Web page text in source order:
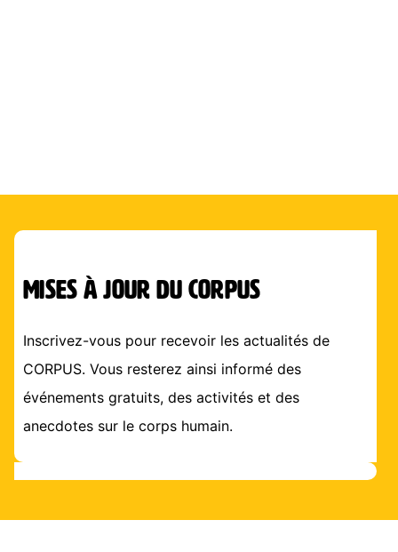
mises à jour du corpus
Inscrivez-vous pour recevoir les actualités de
CORPUS. Vous resterez ainsi informé des
événements gratuits, des activités et des
anecdotes sur le corps humain.